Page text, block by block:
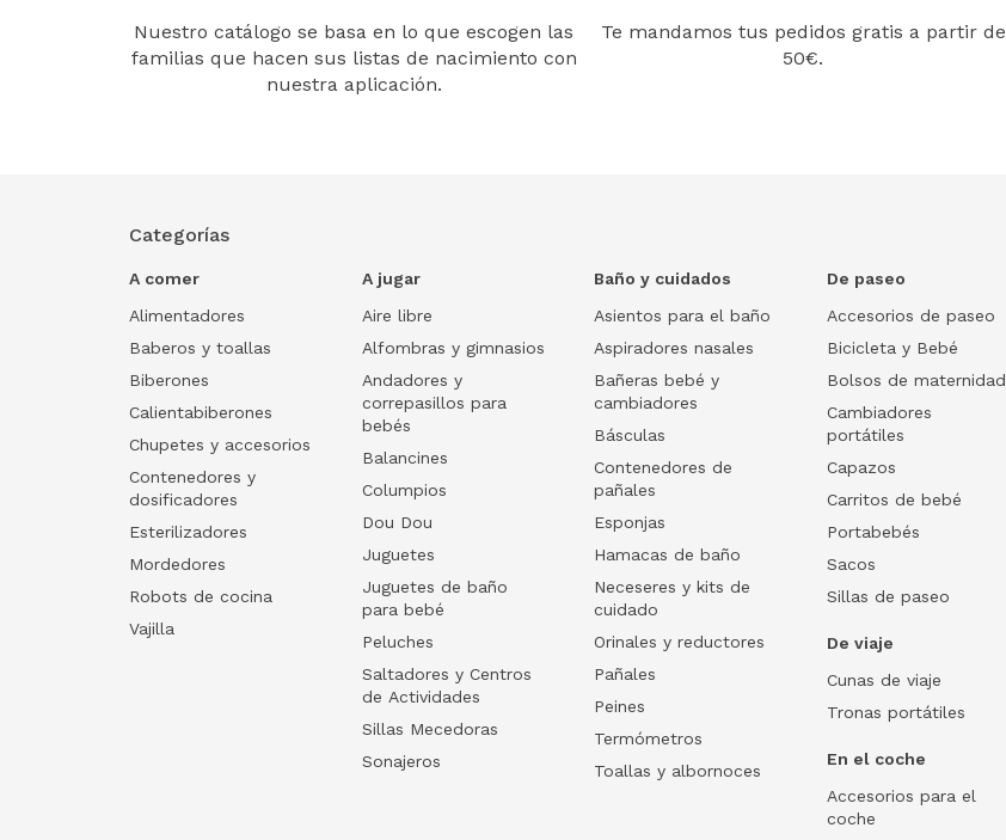
Nuestro catálogo se basa en lo que escogen las
familias que hacen sus listas de nacimiento con
nuestra aplicación.
Te mandamos tus pedidos gratis a partir de
50€.
Categorías
A comer
Alimentadores
Baberos y toallas
Biberones
Calientabiberones
Chupetes y accesorios
Contenedores y
dosificadores
Esterilizadores
Mordedores
Robots de cocina
Vajilla
A jugar
Aire libre
Alfombras y gimnasios
Andadores y
correpasillos para
bebés
Balancines
Columpios
Dou Dou
Juguetes
Juguetes de baño
para bebé
Peluches
Saltadores y Centros
de Actividades
Sillas Mecedoras
Sonajeros
Baño y cuidados
Asientos para el baño
Aspiradores nasales
Bañeras bebé y
cambiadores
Básculas
Contenedores de
pañales
Esponjas
Hamacas de baño
Neceseres y kits de
cuidado
Orinales y reductores
Pañales
Peines
Termómetros
Toallas y albornoces
De paseo
Accesorios de paseo
Bicicleta y Bebé
Bolsos de maternidad
Cambiadores
portátiles
Capazos
Carritos de bebé
Portabebés
Sacos
Sillas de paseo
De viaje
Cunas de viaje
Tronas portátiles
En el coche
Accesorios para el
coche